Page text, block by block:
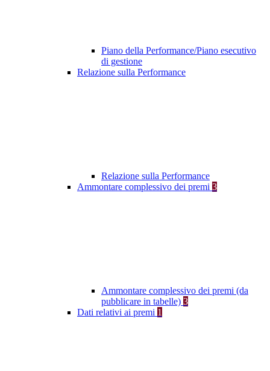
Piano della Performance/Piano esecutivo
di gestione
Relazione sulla Performance
Relazione sulla Performance
Ammontare complessivo dei premi 3
Ammontare complessivo dei premi (da
pubblicare in tabelle) 3
Dati relativi ai premi 1